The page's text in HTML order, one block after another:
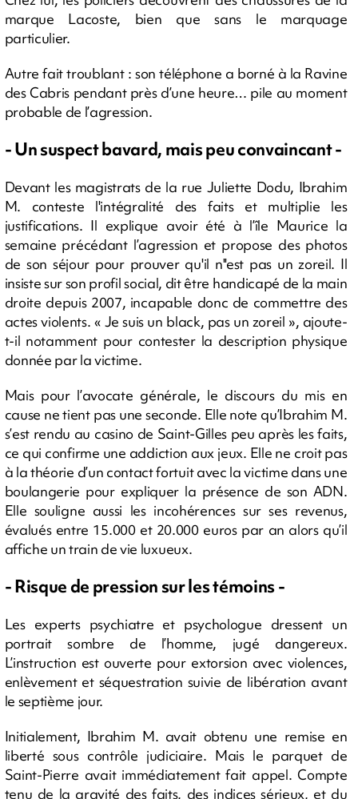
marque Lacoste, bien que sans le marquage
particulier.
Autre fait troublant : son téléphone a borné à la Ravine
des Cabris pendant près d’une heure… pile au moment
probable de l’agression.
- Un suspect bavard, mais peu convaincant -
Devant les magistrats de la rue Juliette Dodu, Ibrahim
M. conteste l'intégralité des faits et multiplie les
justifications. Il explique avoir été à l’île Maurice la
semaine précédant l’agression et propose des photos
de son séjour pour prouver qu'il n''est pas un zoreil. Il
insiste sur son profil social, dit être handicapé de la main
droite depuis 2007, incapable donc de commettre des
actes violents. « Je suis un black, pas un zoreil », ajoute-
t-il notamment pour contester la description physique
donnée par la victime.
Mais pour l’avocate générale, le discours du mis en
cause ne tient pas une seconde. Elle note qu’Ibrahim M.
s’est rendu au casino de Saint-Gilles peu après les faits,
ce qui confirme une addiction aux jeux. Elle ne croit pas
à la théorie d’un contact fortuit avec la victime dans une
boulangerie pour expliquer la présence de son ADN.
Elle souligne aussi les incohérences sur ses revenus,
évalués entre 15.000 et 20.000 euros par an alors qu’il
affiche un train de vie luxueux.
- Risque de pression sur les témoins -
Les experts psychiatre et psychologue dressent un
portrait sombre de l’homme, jugé dangereux.
L’instruction est ouverte pour extorsion avec violences,
enlèvement et séquestration suivie de libération avant
le septième jour.
Initialement, Ibrahim M. avait obtenu une remise en
liberté sous contrôle judiciaire. Mais le parquet de
Saint-Pierre avait immédiatement fait appel. Compte
tenu de la gravité des faits, des indices sérieux, et du